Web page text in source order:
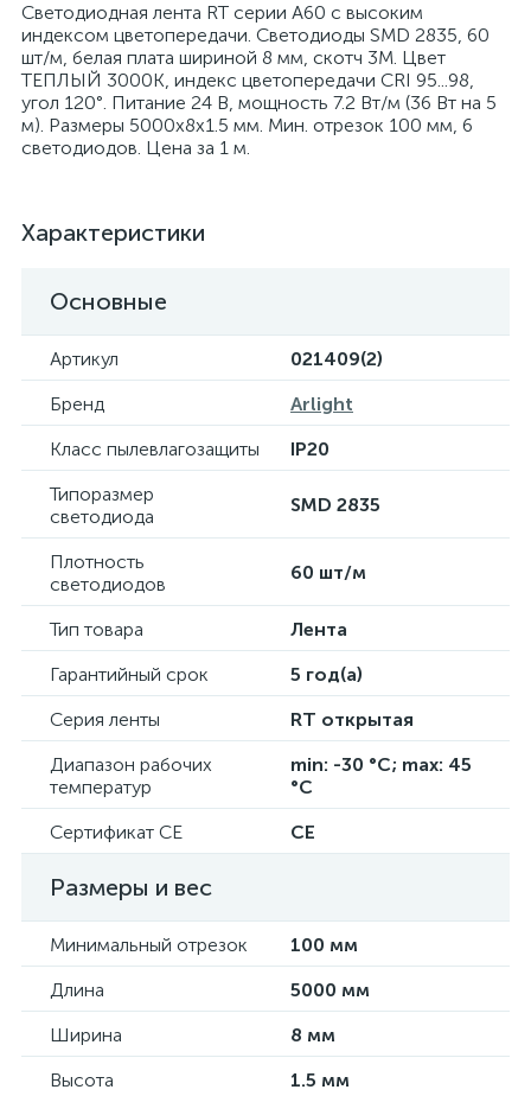
Светодиодная лента RT серии A60 с высоким
индексом цветопередачи. Светодиоды SMD 2835, 60
шт/м, белая плата шириной 8 мм, скотч 3М. Цвет
ТЕПЛЫЙ 3000K, индекс цветопередачи CRI 95...98,
угол 120°. Питание 24 В, мощность 7.2 Вт/м (36 Вт на 5
м). Размеры 5000х8х1.5 мм. Мин. отрезок 100 мм, 6
светодиодов. Цена за 1 м.
Характеристики
Основные
Артикул
021409(2)
Бренд
Arlight
Класс пылевлагозащиты
IP20
Типоразмер
светодиода
SMD 2835
Плотность
светодиодов
60 шт/м
Тип товара
Лента
Гарантийный срок
5 год(а)
Серия ленты
RT открытая
Диапазон рабочих
температур
min: -30 °C; max: 45
°C
Сертификат CE
CE
Размеры и вес
Минимальный отрезок
100 мм
Длина
5000 мм
Ширина
8 мм
Высота
1.5 мм